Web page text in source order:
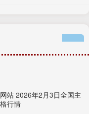
站 2026年2月3日全国主
行情